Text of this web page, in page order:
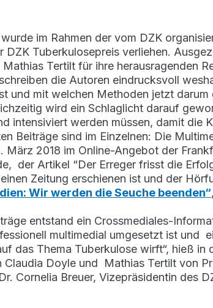
im Rahmen der vom DZK
DZK Tuberkulosepreis verliehen.
Tertilt für ihre herausragenden
die Autoren eindrucksvoll
und mit welchen Methoden jetzt
wird ein Schlaglicht darauf
intensiviert werden müssen, damit die
Beiträge sind im Einzelnen: Die
März 2018 im Online-Angebot der
der Artikel “Der Erreger frisst die
Zeitung erschienen ist und der
Wir werden die Seuche beenden“
entstand ein Crossmediales-
multimedial umgesetzt ist und
das Thema Tuberkulose wirft“, hieß in
Claudia Doyle und Mathias Tertilt von
Cornelia Breuer, Vizepräsidentin des